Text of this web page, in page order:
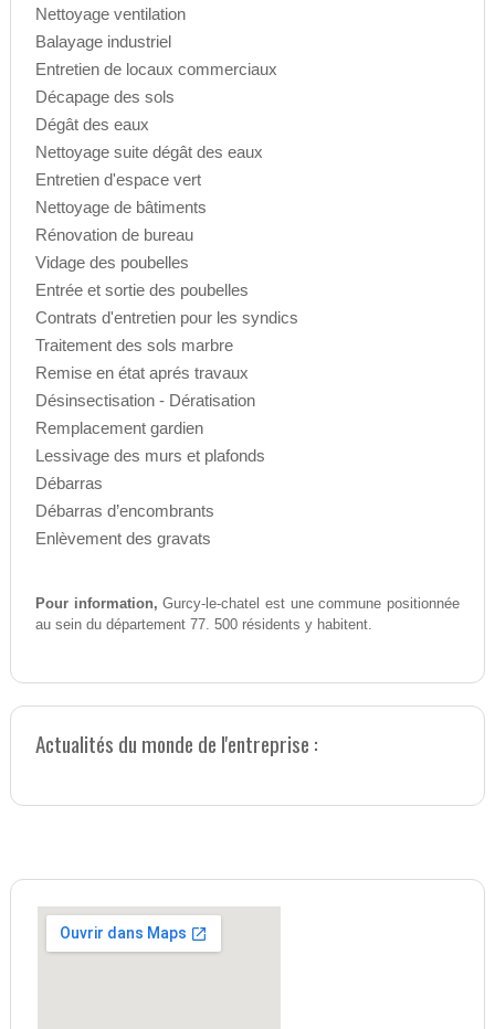
Nettoyage ventilation
Balayage industriel
Entretien de locaux commerciaux
Décapage des sols
Dégât des eaux
Nettoyage suite dégât des eaux
Entretien d'espace vert
Nettoyage de bâtiments
Rénovation de bureau
Vidage des poubelles
Entrée et sortie des poubelles
Contrats d'entretien pour les syndics
Traitement des sols marbre
Remise en état aprés travaux
Désinsectisation - Dératisation
Remplacement gardien
Lessivage des murs et plafonds
Débarras
Débarras d’encombrants
Enlèvement des gravats
Pour information, Gurcy-le-chatel est une commune positionnée
au sein du département 77. 500 résidents y habitent.
Actualités du monde de l'entreprise :